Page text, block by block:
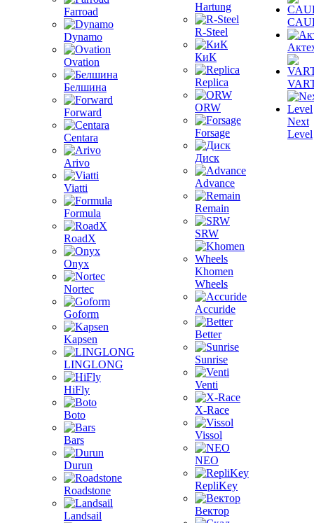
Farroad
Dynamo
Ovation
Белшина
Forward
Centara
Arivo
Viatti
Formula
RoadX
Onyx
Nortec
Goform
Kapsen
LINGLONG
HiFly
Boto
Bars
Durun
Roadstone
Landsail
Hartung
R-Steel
КиК
Replica
ORW
Forsage
Диск
Advance
Remain
SRW
Khomen
Wheels
Accuride
Better
Sunrise
Venti
X-Race
Vissol
NEO
RepliKey
Вектор
Next
Level